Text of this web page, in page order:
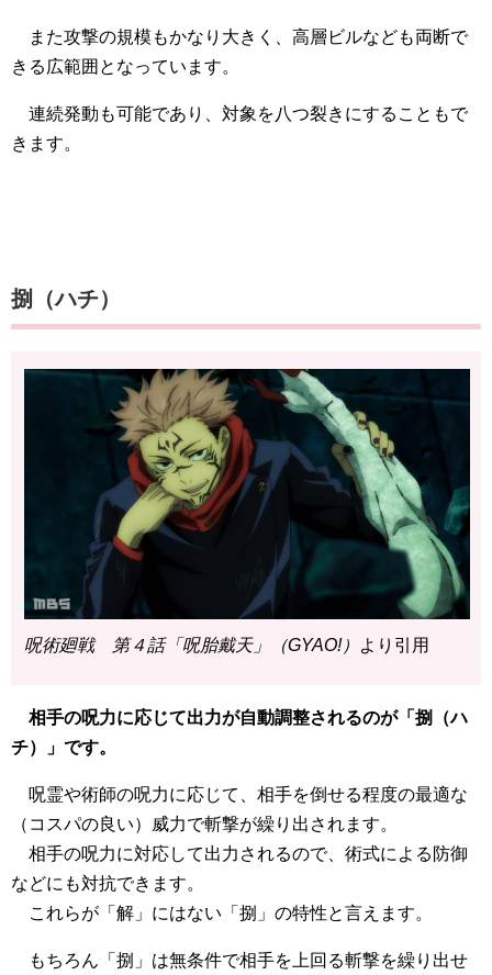
また攻撃の規模もかなり大きく、高層ビルなども両断で
きる広範囲となっています。
連続発動も可能であり、対象を八つ裂きにすることもで
きます。
捌（ハチ）
呪術廻戦 第４話「呪胎戴天」（GYAO!） より引用
相手の呪力に応じて出力が自動調整されるのが「捌（ハ
チ）」です。
呪霊や術師の呪力に応じて、相手を倒せる程度の最適な
（コスパの良い）威力で斬撃が繰り出されます。
相手の呪力に対応して出力されるので、術式による防御
などにも対抗できます。
これらが「解」にはない「捌」の特性と言えます。
もちろん「捌」は無条件で相手を上回る斬撃を繰り出せ